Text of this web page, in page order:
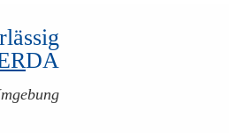
DA